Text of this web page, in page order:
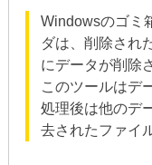
Windowsのゴミ
ダは、削除され
にデータが削除
このツールはデ
処理後は他のデ
去されたファイ